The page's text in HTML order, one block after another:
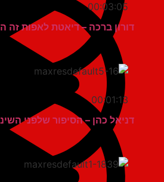
00:03:05
דורון ברכה – דיאטת לאפות זה החיים!
00:01:13
דניאל כהן – הסיפור שלפני השינה